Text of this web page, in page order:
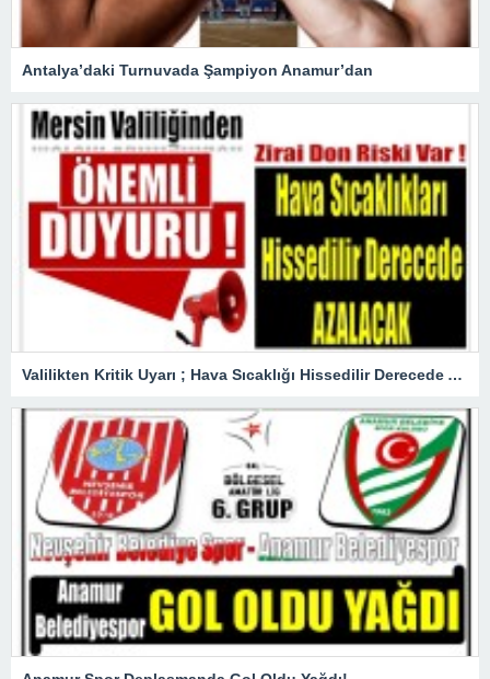
Antalya’daki Turnuvada Şampiyon Anamur’dan
Valilikten Kritik Uyarı ; Hava Sıcaklığı Hissedilir Derecede Azalacak!